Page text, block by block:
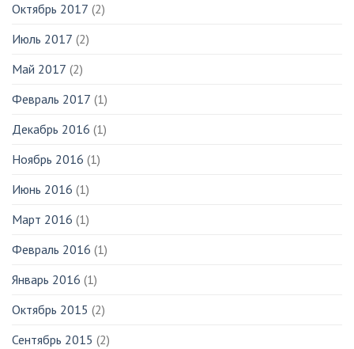
Октябрь 2017 (2)
Июль 2017 (2)
Май 2017 (2)
Февраль 2017 (1)
Декабрь 2016 (1)
Ноябрь 2016 (1)
Июнь 2016 (1)
Март 2016 (1)
Февраль 2016 (1)
Январь 2016 (1)
Октябрь 2015 (2)
Сентябрь 2015 (2)